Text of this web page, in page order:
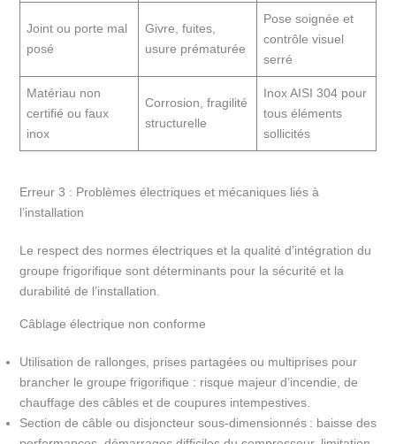
Joint ou porte mal
posé
Givre, fuites,
usure prématurée
Pose soignée et
contrôle visuel
serré
Matériau non
certifié ou faux
inox
Corrosion, fragilité
structurelle
Inox AISI 304 pour
tous éléments
sollicités
Erreur 3 : Problèmes électriques et mécaniques liés à
l’installation
Le respect des normes électriques et la qualité d’intégration du
groupe frigorifique sont déterminants pour la sécurité et la
durabilité de l’installation.
Câblage électrique non conforme
Utilisation de rallonges, prises partagées ou multiprises pour
brancher le groupe frigorifique : risque majeur d’incendie, de
chauffage des câbles et de coupures intempestives.
Section de câble ou disjoncteur sous-dimensionnés : baisse des